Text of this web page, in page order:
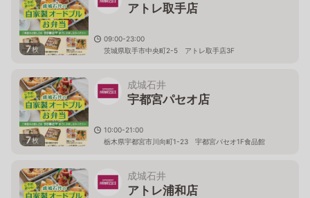
7枚
アトレ取手店
09:00-23:00
茨城県取手市中央町2-5 アトレ取手店3F
7枚
成城石井
宇都宮パセオ店
10:00-21:00
栃木県宇都宮市川向町1-23 宇都宮パセオ1F食品館
成城石井
アトレ浦和店